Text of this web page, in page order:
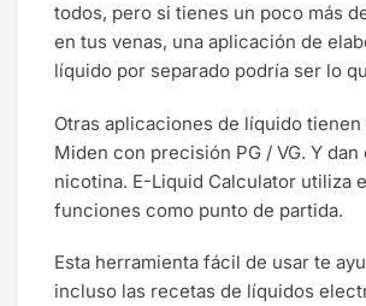
todos, pero si tienes un poco más
en tus venas, una aplicación de
líquido por separado podría ser lo
Otras aplicaciones de líquido tienen
Miden con precisión PG / VG. Y dan
nicotina. E-Liquid Calculator utiliza
funciones como punto de partida.
Esta herramienta fácil de usar te
incluso las recetas de líquidos